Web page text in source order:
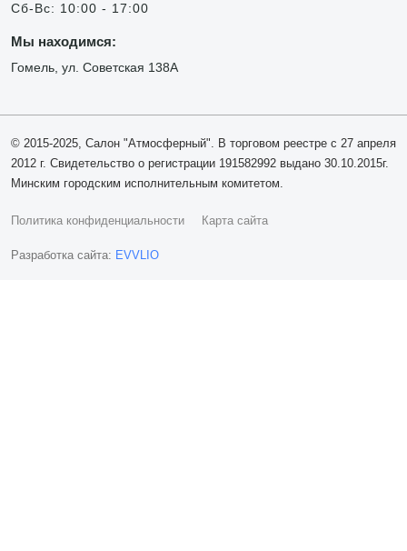
Сб-Вс: 10:00 - 17:00
Мы находимся:
Гомель, ул. Советская 138А
© 2015-2025, Салон "Атмосферный". В торговом реестре с 27 апреля
2012 г. Свидетельство о регистрации 191582992 выдано 30.10.2015г.
Минским городским исполнительным комитетом.
Политика конфиденциальности Карта сайта
Разработка сайта: EVVLIO